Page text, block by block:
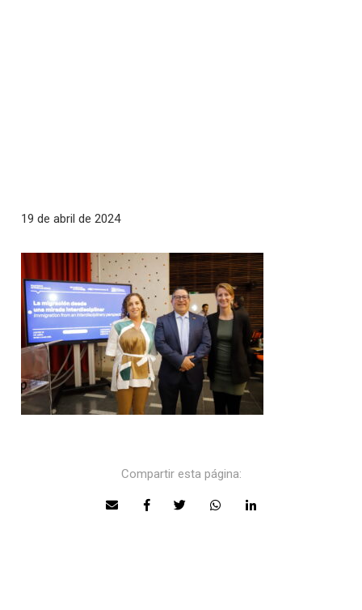
19 de abril de 2024
Compartir esta página: